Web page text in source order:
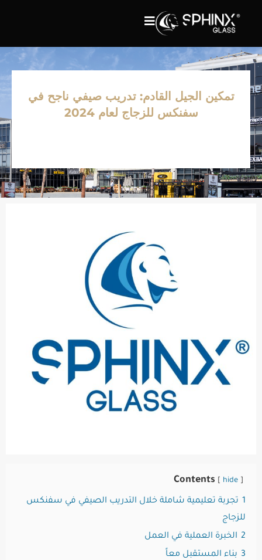
تمكين الجيل القادم: تدريب صيفي ناجح في
سفنكس للزجاج لعام 2024
Contents hide
1
تجربة تعليمية شاملة خلال التدريب الصيفي في سفنكس
للزجاج
2 الخبرة العملية في العمل
3 بناء المستقبل معاً